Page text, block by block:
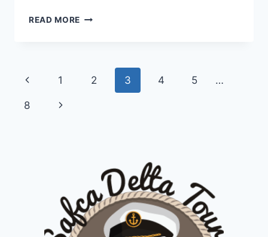
READ MORE EXCURSII
EXPERIENȚE
Page
navigation
Previous
Page
1 2 3 4 5 …
8
Next